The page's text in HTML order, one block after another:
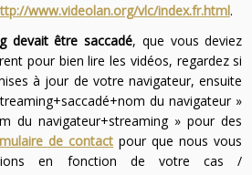
www.videolan.org/vlc/index.fr.html.
devait être saccadé, que vous deviez
pour bien lire les vidéos, regardez si
à jour de votre navigateur, ensuite
du navigateur »
du navigateur+streaming » pour des
de contact pour que nous vous
en fonction de votre cas /